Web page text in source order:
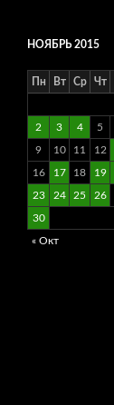
НОЯБРЬ 2015
Пн Вт Ср Чт
2 3 4 5
9 10 11 12
16 17 18 19
23 24 25 26
30
« Окт